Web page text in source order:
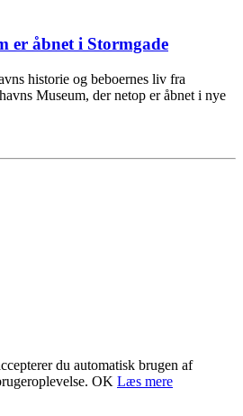
er åbnet i Stormgade
historie og beboernes liv fra
Museum, der netop er åbnet i nye
du automatisk brugen af
OK Læs mere